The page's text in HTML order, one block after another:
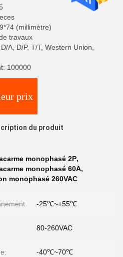
(millimètre)
travaux
A, D/P, T/T, Western Union,
100000
prix
du produit
monophasé 2P,
monophasé 60A,
monophasé 260VAC
-25℃~+55℃
80-260VAC
-40℃~70℃